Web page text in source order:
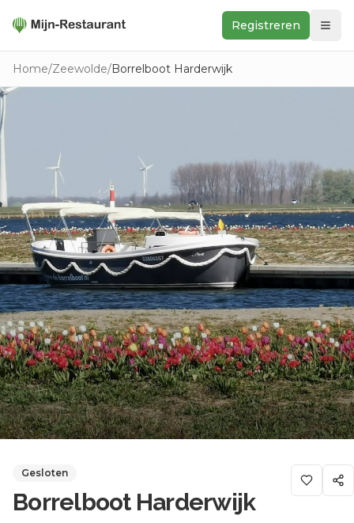
Registreren
Zoeken
Keukens
Foodwall
Reviews
Home/Zeewolde/Borrelboot Harderwijk
Gesloten
Borrelboot Harderwijk